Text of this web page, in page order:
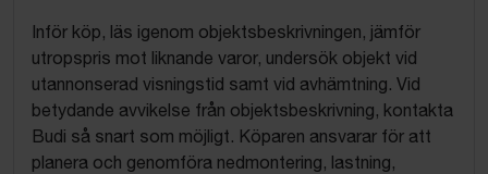
Inför köp, läs igenom objektsbeskrivningen, jämför
utropspris mot liknande varor, undersök objekt vid
utannonserad visningstid samt vid avhämtning. Vid
betydande avvikelse från objektsbeskrivning, kontakta
Budi så snart som möjligt. Köparen ansvarar för att
planera och genomföra nedmontering, lastning,